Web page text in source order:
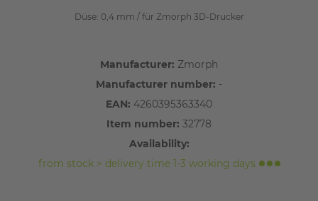
Düse: 0,4 mm / für Zmorph 3D-Drucker
Manufacturer: Zmorph
Manufacturer number: -
EAN: 4260395363340
Item number: 32778
Availability:
from stock > delivery time 1-3 working days